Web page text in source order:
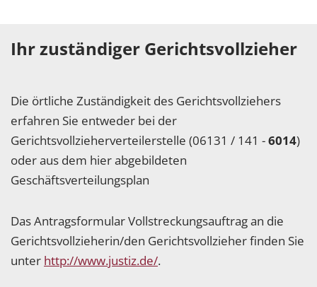
Ihr zuständiger Gerichtsvollzieher
Die örtliche Zuständigkeit des Gerichtsvollziehers
erfahren Sie entweder bei der
Gerichtsvollzieherverteilerstelle (06131 / 141 -6014)
oder aus dem hier abgebildeten
Geschäftsverteilungsplan
Das Antragsformular Vollstreckungsauftrag an die
Gerichtsvollzieherin/den Gerichtsvollzieher finden Sie
unter http://www.justiz.de/.